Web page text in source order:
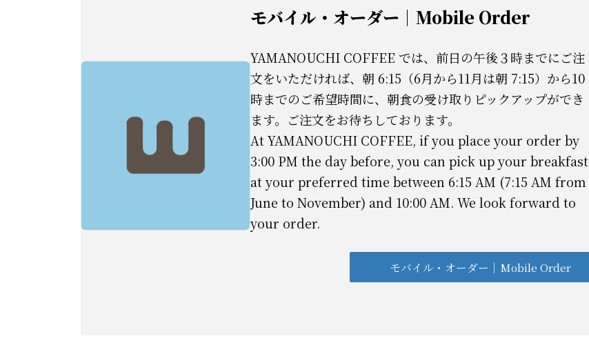
モバイル・オーダー｜Mobile Order
YAMANOUCHI COFFEE では、前日の午後３時までにご注
文をいただければ、朝 6:15（6月から11月は朝 7:15）から10
時までのご希望時間に、朝食の受け取りピックアップができ
ます。ご注文をお待ちしております。
At YAMANOUCHI COFFEE, if you place your order by
3:00 PM the day before, you can pick up your breakfast
at your preferred time between 6:15 AM (7:15 AM from
June to November) and 10:00 AM. We look forward to
your order.
モバイル・オーダー｜Mobile Order